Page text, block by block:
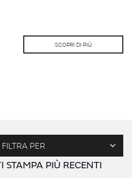
SCOPRI DI PIÙ
FILTRA PER
STAMPA PIÙ RECENTI